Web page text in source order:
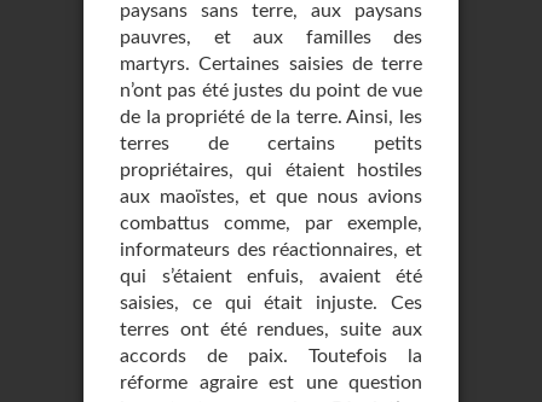
paysans sans terre, aux paysans
pauvres, et aux familles des
martyrs. Certaines saisies de terre
n’ont pas été justes du point de vue
de la propriété de la terre. Ainsi, les
terres de certains petits
propriétaires, qui étaient hostiles
aux maoïstes, et que nous avions
combattus comme, par exemple,
informateurs des réactionnaires, et
qui s’étaient enfuis, avaient été
saisies, ce qui était injuste. Ces
terres ont été rendues, suite aux
accords de paix. Toutefois la
réforme agraire est une question